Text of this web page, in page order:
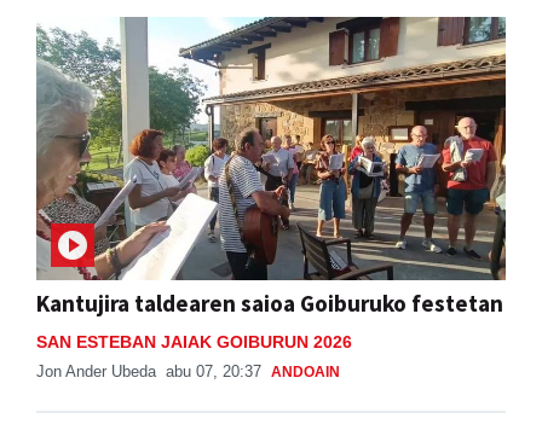
Kantujira taldearen saioa Goiburuko festetan
SAN ESTEBAN JAIAK GOIBURUN 2026
Jon Ander Ubeda abu 07, 20:37 ANDOAIN